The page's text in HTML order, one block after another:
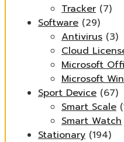
Tracker (7)
Software (29)
Antivirus (3)
Cloud
Microsoft
Microsoft
Sport Device (67)
Smart Scale
Smart Watch
Stationary (194)